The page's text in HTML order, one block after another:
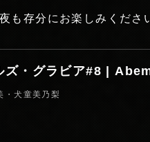
も存分にお楽しみくださ
ズ・グラビア#8 |
・犬童美乃梨